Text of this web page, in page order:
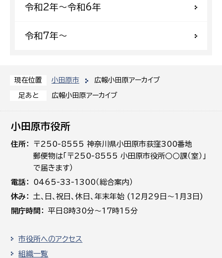
現在位置 小田原市 広報小田原アーカイブ
足あと 広報小田原アーカイブ
令和2年〜令和6年
令和7年〜
小田原市役所
住所
〒250-8555 神奈川県小田原市荻窪300番地
郵便物は「〒250-8555 小田原市役所○○課（室）」
で届きます）
電話
0465-33-1300（総合案内）
休み
土､日､祝日、休日、年末年始 (12月29日～1月3日)
開庁時間
平日8時30分～17時15分
市役所へのアクセス
組織一覧